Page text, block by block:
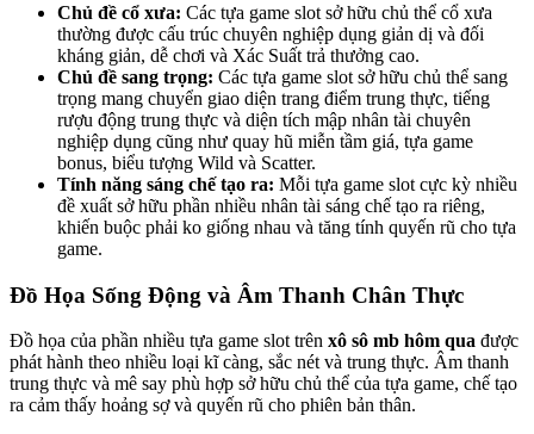
Chủ đề cổ xưa: Các tựa game slot sở hữu chủ thể cổ xưa
thường được cấu trúc chuyên nghiệp dụng giản dị và đối
kháng giản, dễ chơi và Xác Suất trả thưởng cao.
Chủ đề sang trọng: Các tựa game slot sở hữu chủ thể sang
trọng mang chuyển giao diện trang điểm trung thực, tiếng
rượu động trung thực và diện tích mập nhân tài chuyên
nghiệp dụng cũng như quay hũ miễn tầm giá, tựa game
bonus, biểu tượng Wild và Scatter.
Tính năng sáng chế tạo ra: Mỗi tựa game slot cực kỳ nhiều
đề xuất sở hữu phần nhiều nhân tài sáng chế tạo ra riêng,
khiến buộc phải ko giống nhau và tăng tính quyến rũ cho tựa
game.
Đồ Họa Sống Động và Âm Thanh Chân Thực
Đồ họa của phần nhiều tựa game slot trên xô sô mb hôm qua được
phát hành theo nhiều loại kĩ càng, sắc nét và trung thực. Âm thanh
trung thực và mê say phù hợp sở hữu chủ thể của tựa game, chế tạo
ra cảm thấy hoảng sợ và quyến rũ cho phiên bản thân.